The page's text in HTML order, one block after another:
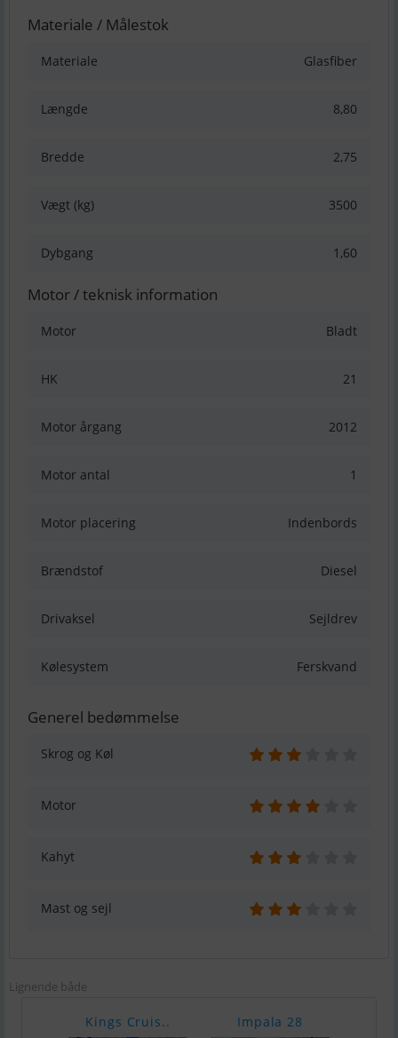
Materiale / Målestok
Materiale Glasfiber
Længde 8,80
Bredde 2,75
Vægt (kg) 3500
Dybgang 1,60
Motor / teknisk information
Motor Bladt
HK 21
Motor årgang 2012
Motor antal 1
Motor placering Indenbords
Brændstof Diesel
Drivaksel Sejldrev
Kølesystem Ferskvand
Generel bedømmelse
Skrog og Køl
Motor
Kahyt
Mast og sejl
Lignende både
Kings Cruis.. Impala 28